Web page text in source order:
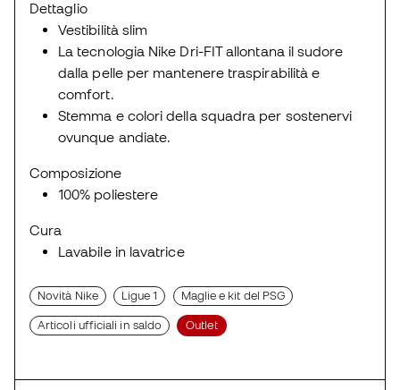
Dettaglio
Vestibilità slim
La tecnologia Nike Dri-FIT allontana il sudore
dalla pelle per mantenere traspirabilità e
comfort.
Stemma e colori della squadra per sostenervi
ovunque andiate.
Composizione
100% poliestere
Cura
Lavabile in lavatrice
Novità Nike Ligue 1 Maglie e kit del PSG
Articoli ufficiali in saldo Outlet